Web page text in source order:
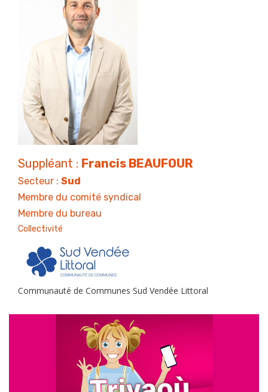
Suppléant : Francis BEAUFOUR
Secteur : Sud
Membre du comité syndical
Membre du bureau
Collectivité
Communauté de Communes Sud Vendée Littoral